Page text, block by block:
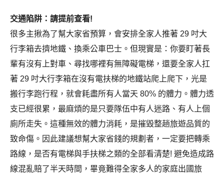
交通陷阱：請提前查看!
很多主揪為了幫大家省預算，會安排全家人推著 29 吋大
行李箱去擠地鐵、換乘公車巴士。但現實是：你要盯著長
輩有沒有上對車、尋找哪裡有無障礙電梯，還要全家人扛
著 29 吋大行李箱在沒有電扶梯的地鐵站爬上爬下，光是
搬行李跑行程，就會耗盡所有人當天 80% 的體力。體力透
支已經很累，最麻煩的是只要隊伍中有人迷路、有人上個
廁所走失。這種無效的體力消耗，是摧毀整趟旅遊品質的
致命傷。因此建議想幫大家省錢的規劃者，一定要把轉乘
路線，是否有電梯與手扶梯之類的全部看清楚! 避免造成路
線混亂賠了半天時間，畢竟難得全家多人的家庭出國旅